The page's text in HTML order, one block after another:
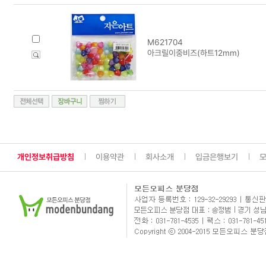
M621704
아크릴이중비즈(하트12mm)
개인정보취급방침 이용약관 회사소개 입금은행보기